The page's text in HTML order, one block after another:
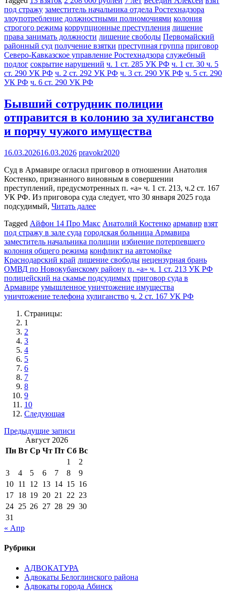
под стражу заместитель начальника отдела Ростехнадзора
злоупотребление должностными полномочиями колония
строгого режима коррупционные преступления лишение
права занимать должности лишение свободы Первомайский
районный суд получение взятки преступная группа приговор
Северо-Кавказское управление Ростехнадзора служебный
подлог сокрытие нарушений ч. 1 ст. 285 УК РФ ч. 1 ст. 30 ч. 5
ст. 290 УК РФ ч. 2 ст. 292 УК РФ ч. 3 ст. 290 УК РФ ч. 5 ст. 290
УК РФ ч. 6 ст. 290 УК РФ
Бывший сотрудник полиции
отправится в колонию за хулиганство
и порчу чужого имущества
16.03.202616.03.2026 pravokr2020
Суд в Армавире огласил приговор в отношении Анатолия
Костенко, признанного виновным в совершении
преступлений, предусмотренных п. «а» ч. 1 ст. 213, ч.2 ст. 167
УК РФ. Из приговора суда следует, что 30 января 2025 года
подсудимый, Читать далее
Tagged Айфон 14 Про Макс Анатолий Костенко армавир взят
под стражу в зале суда городская больница Армавира
заместитель начальника полиции избиение потерпевшего
колония общего режима конфликт на автомойке
Краснодарский край лишение свободы нецензурная брань
ОМВД по Новокубанскому району п. «а» ч. 1 ст. 213 УК РФ
полицейский на скамье подсудимых приговор суда в
Армавире умышленное уничтожение имущества
уничтожение телефона хулиганство ч. 2 ст. 167 УК РФ
Страницы:
1
2
3
4
5
6
7
8
9
10
Следующая
Навигация
по
Предыдущие записи
Август 2026
Пн Вт Ср Чт Пт Сб Вс
1
2
3
4 5 6 7 8
9
10 11 12 13 14 15 16
17 18 19 20 21 22 23
24 25 26 27 28 29 30
31
« Апр
Рубрики
АДВОКАТУРА
Адвокаты Белоглинского района
Адвокаты города Абинск